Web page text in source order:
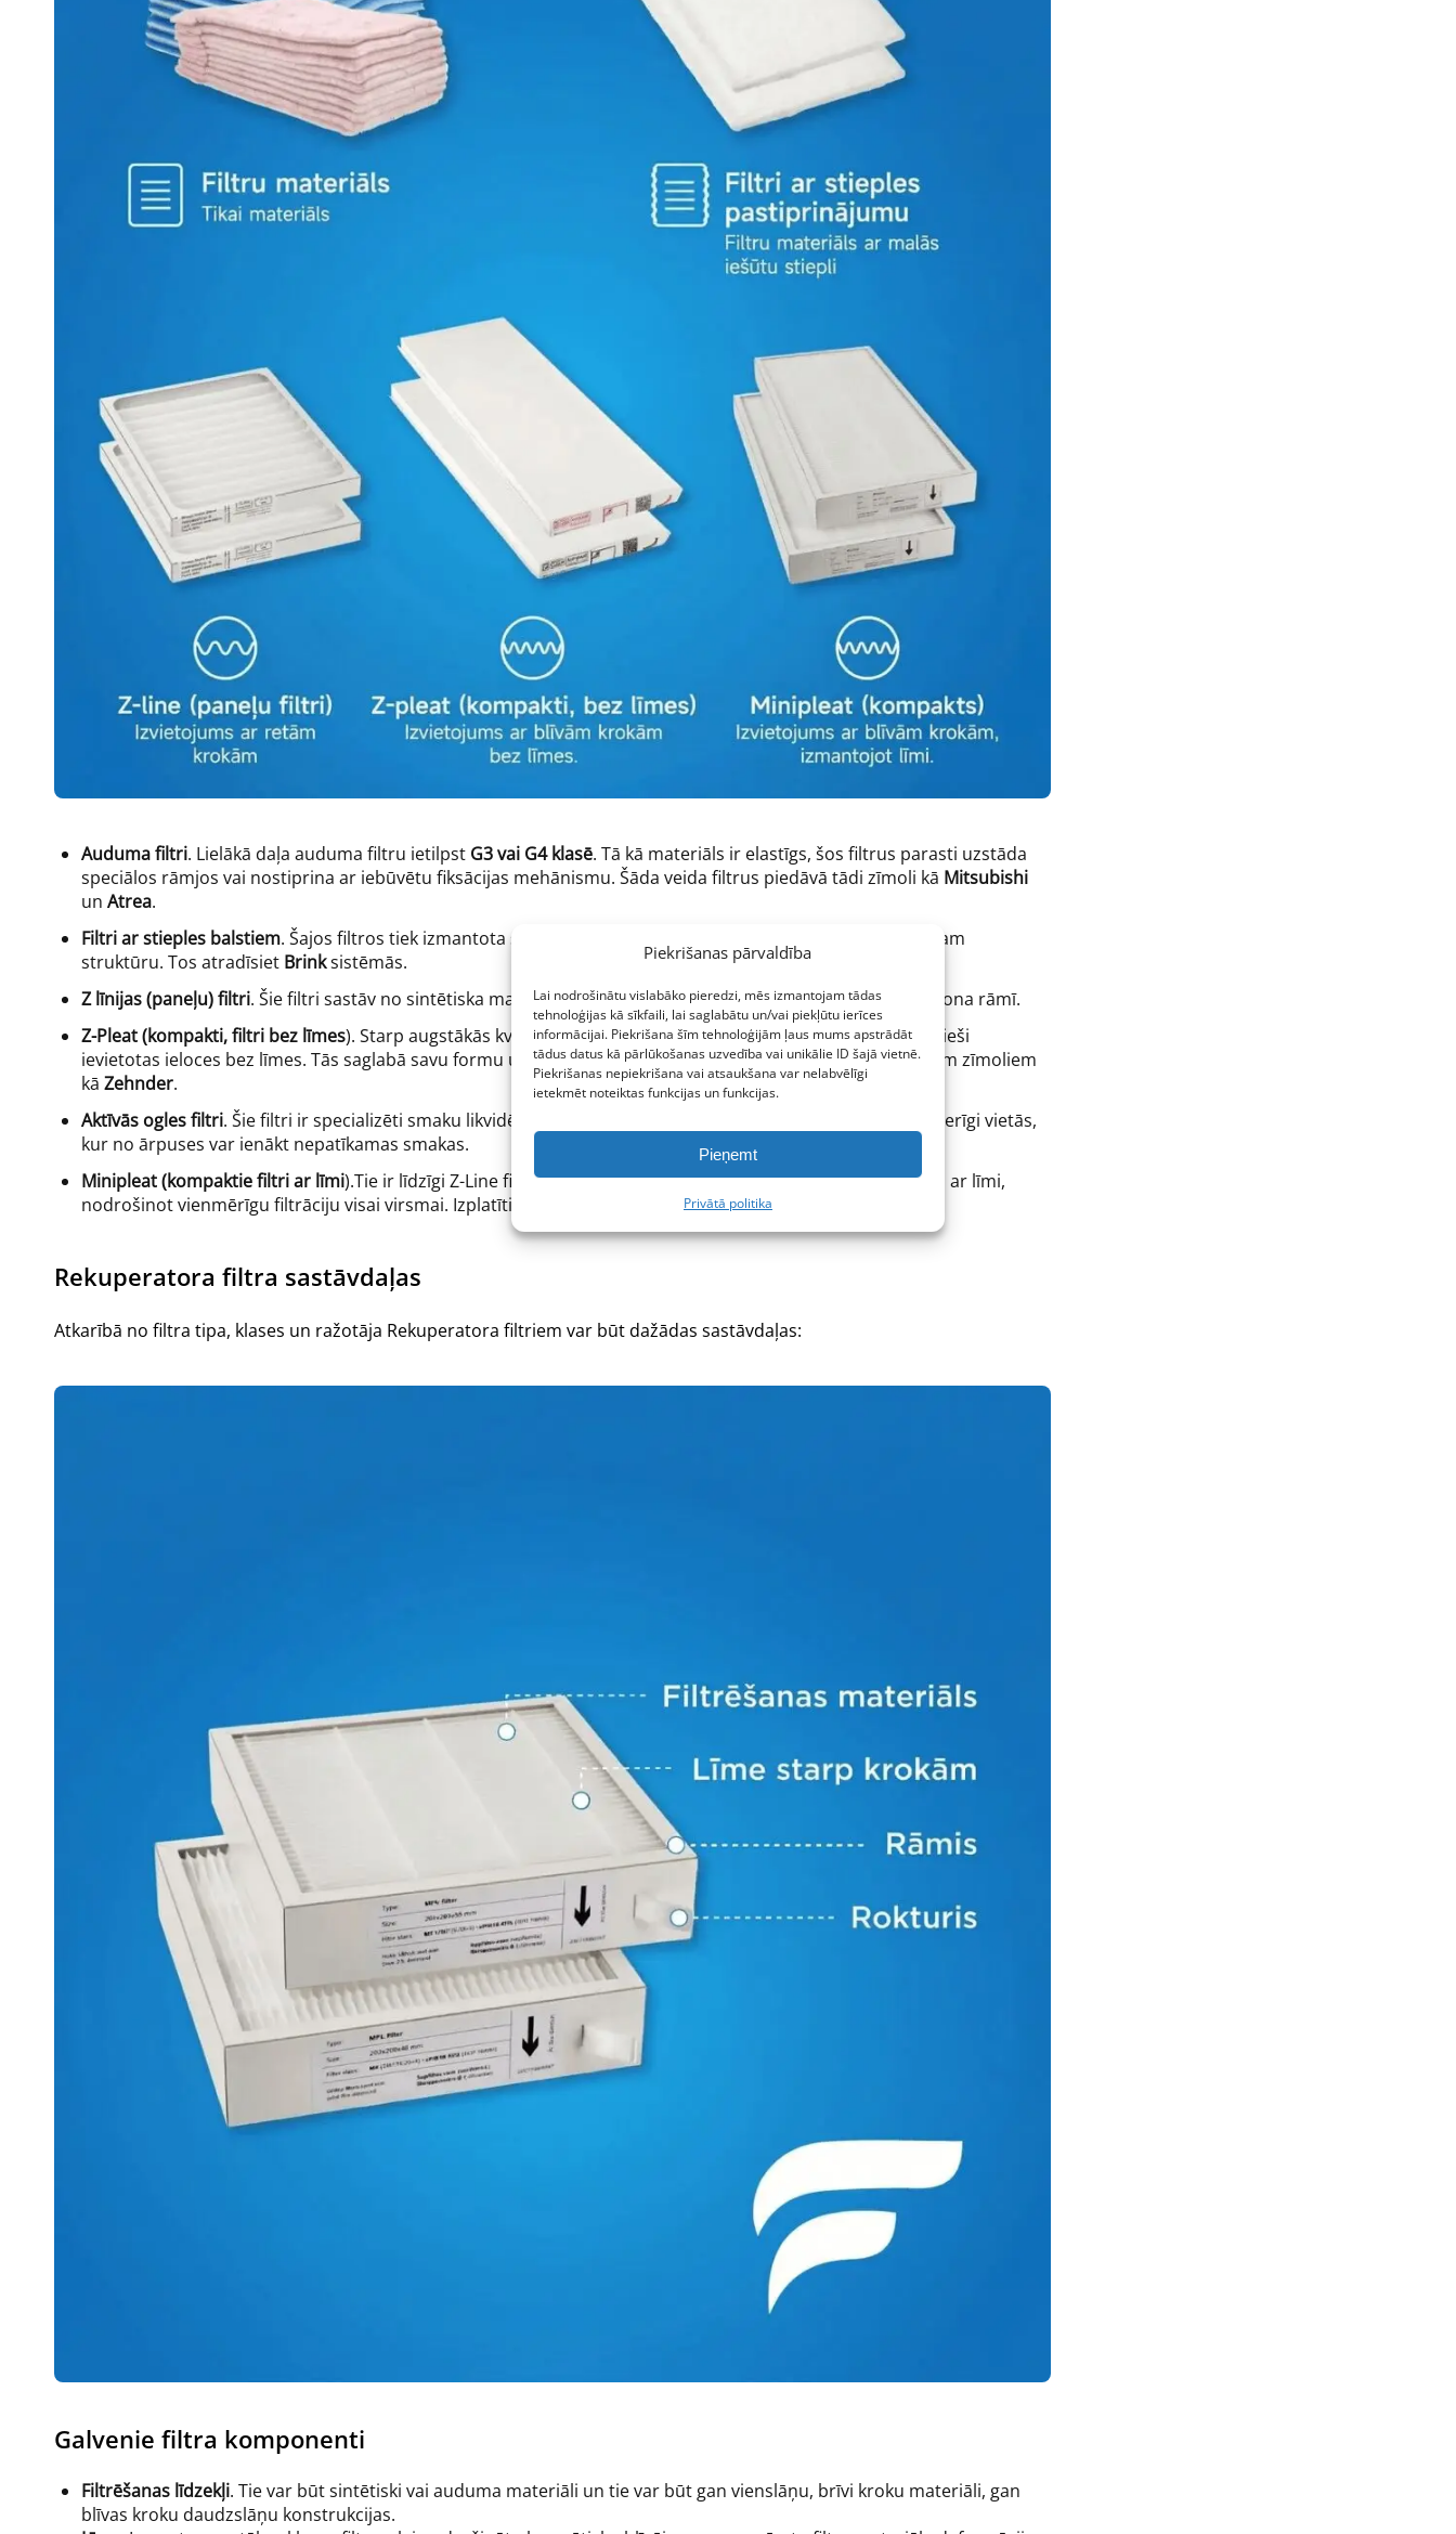
Piekrišanas pārvaldība
Lai nodrošinātu vislabāko pieredzi, mēs izmantojam tādas
tehnoloģijas kā sīkfaili, lai saglabātu un/vai piekļūtu ierīces
informācijai. Piekrišana šīm tehnoloģijām ļaus mums apstrādāt
tādus datus kā pārlūkošanas uzvedība vai unikālie ID šajā vietnē.
Piekrišanas nepiekrišana vai atsaukšana var nelabvēlīgi
ietekmēt noteiktas funkcijas un funkcijas.
Pieņemt
Privātā politika
Auduma filtri. Lielākā daļa auduma filtru ietilpst G3 vai G4 klasē. Tā kā materiāls ir elastīgs, šos filtrus parasti uzstāda
speciālos rāmjos vai nostiprina ar iebūvētu fiksācijas mehānismu. Šāda veida filtrus piedāvā tādi zīmoli kā Mitsubishi
un Atrea.
Filtri ar stieples balstiem. Šajos filtros tiek izmantota stieple, kas atbalsta filtrēšanas materiālu un piešķir tam
struktūru. Tos atradīsiet Brinksistēmās.
Z līnijas (paneļu) filtri. Šie filtri sastāv no sintētiska materiāla, kas salocīts brīvās ielocēs un iestiprināts kartona rāmī.
Z-Pleat (kompakti, filtri bez līmes). Starp augstākās kvalitātes filtriem Z-pleat konstrukcijā tiek izmantotas cieši
ievietotas ieloces bez līmes. Tās saglabā savu formu un efektivitāti visā kalpošanas laikā. Pieejami no tādiem zīmoliem
kā Zehnder.
Aktīvās ogles filtri. Šie filtri ir specializēti smaku likvidēšanai, tie nav efektīvi daļiņu filtrēšanai, bet ir ļoti noderīgi vietās,
kur no ārpuses var ienākt nepatīkamas smakas.
Minipleat (kompaktie filtri ar līmi).Tie ir līdzīgi Z-Line filtriem, bet ar blīvi kroku pildījumu, kas savienoti kopā ar līmi,
nodrošinot vienmērīgu filtrāciju visai virsmai. Izplatīti
sistēmās.
Rekuperatora filtra sastāvdaļas
Atkarībā no filtra tipa, klases un ražotāja Rekuperatora filtriem var būt dažādas sastāvdaļas:
Galvenie filtra komponenti
Filtrēšanas līdzekļi. Tie var būt sintētiski vai auduma materiāli un tie var būt gan vienslāņu, brīvi kroku materiāli, gan
blīvas kroku daudzslāņu konstrukcijas.